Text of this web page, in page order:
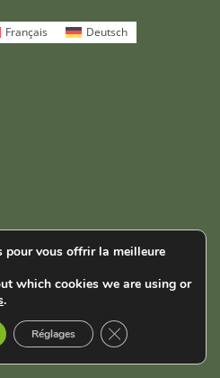
pour vous offrir la meilleure
which cookies we are using or
.
Réglages Fermer la
Français Deutsch